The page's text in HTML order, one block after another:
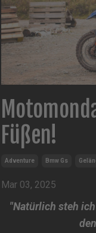
Füßen!
Adventure Bmw Gs
Mar 03, 2025
"Natürlich steh